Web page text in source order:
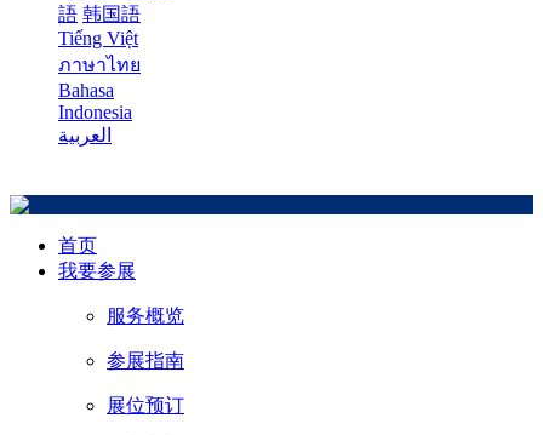
語 韩国語
Tiếng Việt
ภาษาไทย
Bahasa
Indonesia
العربية
首页
我要参展
服务概览
参展指南
展位预订